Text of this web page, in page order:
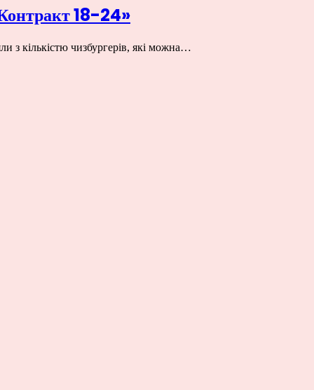
18-24»
з кількістю чизбургерів, які можна…